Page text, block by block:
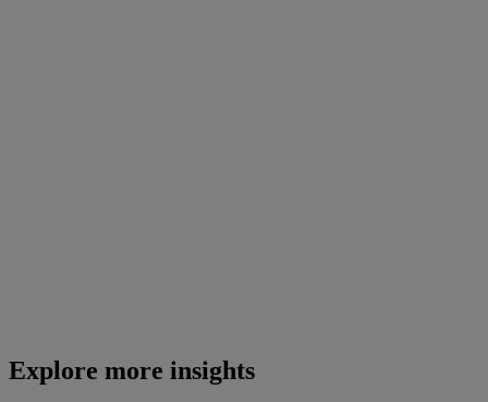
Explore more insights